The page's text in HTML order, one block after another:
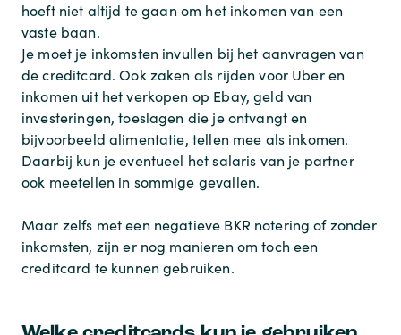
hoeft niet altijd te gaan om het inkomen van een
vaste baan.
Je moet je inkomsten invullen bij het aanvragen van
de creditcard. Ook zaken als rijden voor Uber en
inkomen uit het verkopen op Ebay, geld van
investeringen, toeslagen die je ontvangt en
bijvoorbeeld alimentatie, tellen mee als inkomen.
Daarbij kun je eventueel het salaris van je partner
ook meetellen in sommige gevallen.
Maar zelfs met een negatieve BKR notering of zonder
inkomsten, zijn er nog manieren om toch een
creditcard te kunnen gebruiken.